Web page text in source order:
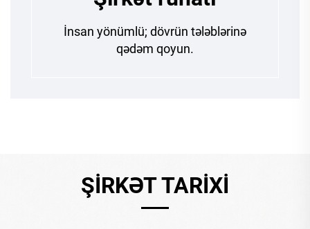
İnsan yönümlü; dövrün tələblərinə
qədəm qoyun.
ŞIRKƏT TARIXI